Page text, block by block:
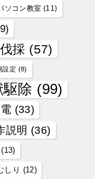
ソコン教室 (11)
伐採 (57)
設定 (8)
除 (99)
(33)
説明 (36)
(13)
しり (12)